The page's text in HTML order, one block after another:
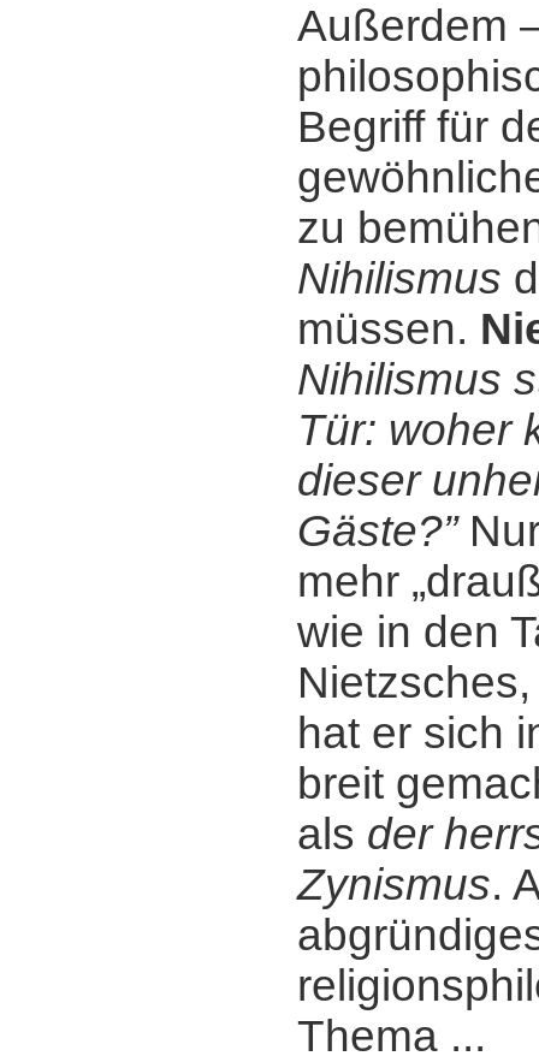
Außerdem
Begriff für
zu
Nihilismus
müssen.
Nihilismus
Tür: woher
dieser
Gäste?”
mehr
wie in den
hat er sich
breit
als der
Zynismus.
Thema ...